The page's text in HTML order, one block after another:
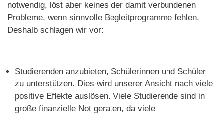
notwendig, löst aber keines der damit verbundenen
Probleme, wenn sinnvolle Begleitprogramme fehlen.
Deshalb schlagen wir vor:
Studierenden anzubieten, Schülerinnen und Schüler
zu unterstützen. Dies wird unserer Ansicht nach viele
positive Effekte auslösen. Viele Studierende sind in
große finanzielle Not geraten, da viele